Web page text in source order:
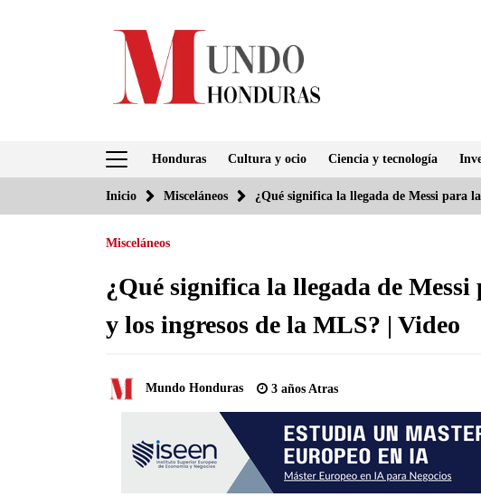
Honduras Cultura y ocio Ciencia y tecnología
Inicio Misceláneos ¿Qué significa la llegada de Messi para
Misceláneos
¿Qué significa la llegada de
y los ingresos de la MLS? | Video
Mundo Honduras 3 años Atras